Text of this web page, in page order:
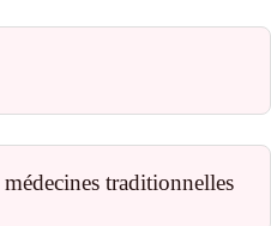
traditionnelles